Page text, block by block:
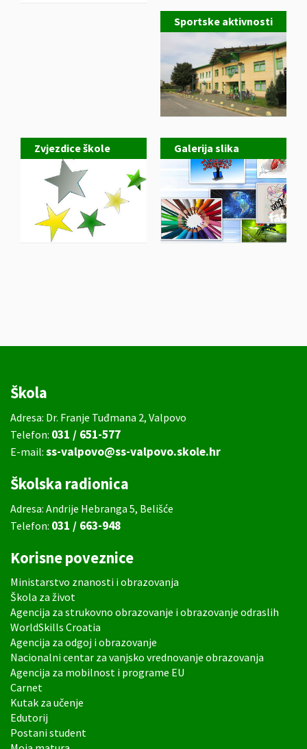
Sportske aktivnosti
Zvjezdice škole Galerija slika
Škola
Adresa: Dr. Franje Tuđmana 2, Valpovo
Telefon: 031 / 651-577
E-mail: ss-valpovo@ss-valpovo.skole.hr
Školska radionica
Adresa: Andrije Hebranga 5, Belišće
Telefon: 031 / 663-948
Korisne poveznice
Ministarstvo znanosti i obrazovanja
Škola za život
Agencija za strukovno obrazovanje i obrazovanje odraslih
WorldSkills Croatia
Agencija za odgoj i obrazovanje
Nacionalni centar za vanjsko vrednovanje obrazovanja
Agencija za mobilnost i programe EU
Carnet
Kutak za učenje
Edutorij
Postani student